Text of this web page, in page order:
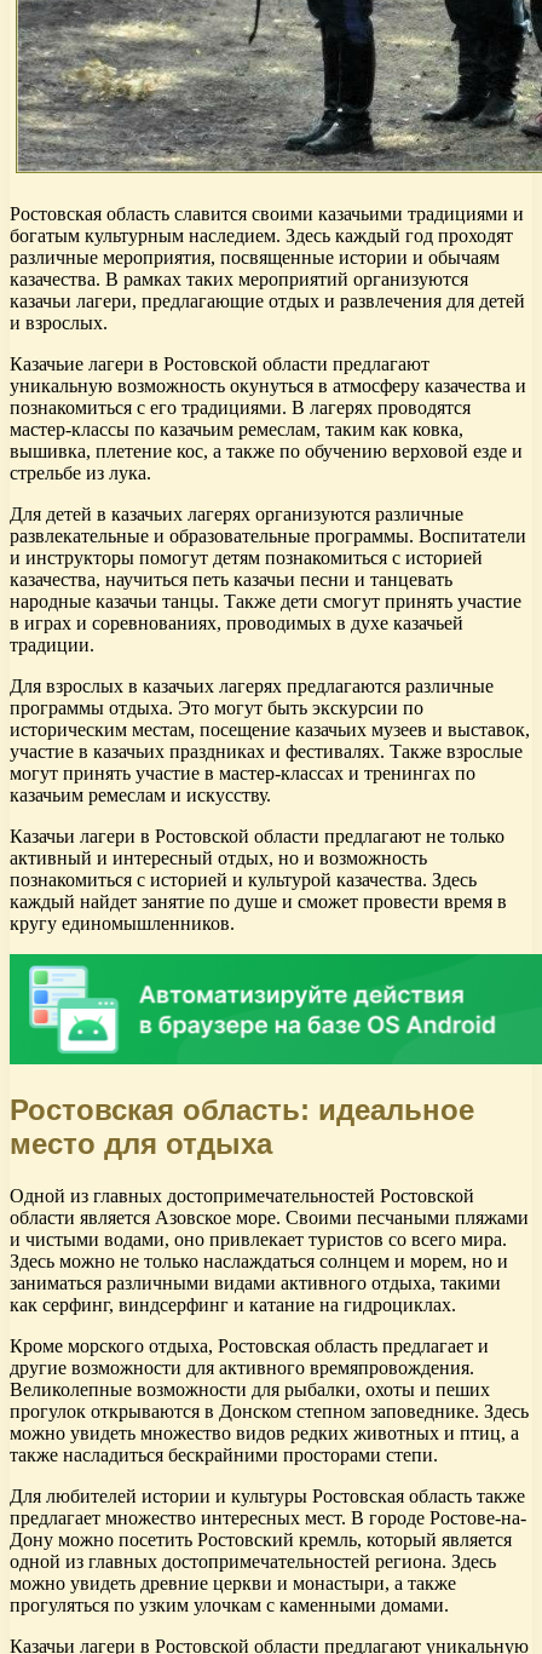
Ростовская область славится своими казачьими традициями и
богатым культурным наследием. Здесь каждый год проходят
различные мероприятия, посвященные истории и обычаям
казачества. В рамках таких мероприятий организуются
казачьи лагери, предлагающие отдых и развлечения для детей
и взрослых.
Казачьие лагери в Ростовской области предлагают
уникальную возможность окунуться в атмосферу казачества и
познакомиться с его традициями. В лагерях проводятся
мастер-классы по казачьим ремеслам, таким как ковка,
вышивка, плетение кос, а также по обучению верховой езде и
стрельбе из лука.
Для детей в казачьих лагерях организуются различные
развлекательные и образовательные программы. Воспитатели
и инструкторы помогут детям познакомиться с историей
казачества, научиться петь казачьи песни и танцевать
народные казачьи танцы. Также дети смогут принять участие
в играх и соревнованиях, проводимых в духе казачьей
традиции.
Для взрослых в казачьих лагерях предлагаются различные
программы отдыха. Это могут быть экскурсии по
историческим местам, посещение казачьих музеев и выставок,
участие в казачьих праздниках и фестивалях. Также взрослые
могут принять участие в мастер-классах и тренингах по
казачьим ремеслам и искусству.
Казачьи лагери в Ростовской области предлагают не только
активный и интересный отдых, но и возможность
познакомиться с историей и культурой казачества. Здесь
каждый найдет занятие по душе и сможет провести время в
кругу единомышленников.
Ростовская область: идеальное
место для отдыха
Одной из главных достопримечательностей Ростовской
области является Азовское море. Своими песчаными пляжами
и чистыми водами, оно привлекает туристов со всего мира.
Здесь можно не только наслаждаться солнцем и морем, но и
заниматься различными видами активного отдыха, такими
как серфинг, виндсерфинг и катание на гидроциклах.
Кроме морского отдыха, Ростовская область предлагает и
другие возможности для активного времяпровождения.
Великолепные возможности для рыбалки, охоты и пеших
прогулок открываются в Донском степном заповеднике. Здесь
можно увидеть множество видов редких животных и птиц, а
также насладиться бескрайними просторами степи.
Для любителей истории и культуры Ростовская область также
предлагает множество интересных мест. В городе Ростове-на-
Дону можно посетить Ростовский кремль, который является
одной из главных достопримечательностей региона. Здесь
можно увидеть древние церкви и монастыри, а также
прогуляться по узким улочкам с каменными домами.
Казачьи лагери в Ростовской области предлагают уникальную